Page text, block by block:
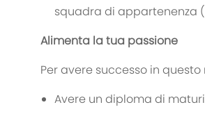
squadra di appartenenza (
Alimenta la tua passione
Per avere successo in
Avere un diploma di